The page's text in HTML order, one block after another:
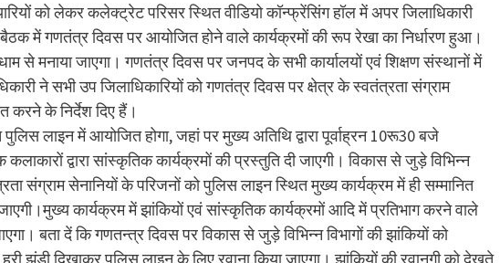
को लेकर कलेक्ट्रेट परिसर स्थित वीडियो कॉन्फ्रेंसिंग हॉल में अपर जिलाधिकारी
में गणतंत्र दिवस पर आयोजित होने वाले कार्यक्रमों की रूप रेखा का निर्धारण हुआ।
से मनाया जाएगा। गणतंत्र दिवस पर जनपद के सभी कार्यालयों एवं शिक्षण संस्थानों में
ने सभी उप जिलाधिकारियों को गणतंत्र दिवस पर क्षेत्र के स्वतंत्रता संग्राम
करने के निर्देश दिए हैं।
लाइन में आयोजित होगा, जहां पर मुख्य अतिथि द्वारा पूर्वाह्रन 10रू30 बजे
द्वारा सांस्कृतिक कार्यक्रमों की प्रस्तुति दी जाएगी। विकास से जुड़े विभिन्न
संग्राम सेनानियों के परिजनों को पुलिस लाइन स्थित मुख्य कार्यक्रम में ही सम्मानित
जाएगी।मुख्य कार्यक्रम में झांकियों एवं सांस्कृतिक कार्यक्रमों आदि में प्रतिभाग करने वाले
बता दें कि गणतन्त्र दिवस पर विकास से जुड़े विभिन्न विभागों की झांकियों को
झंडी दिखाकर पुलिस लाइन के लिए रवाना किया जाएगा। झांकियों की रवानगी को देखते